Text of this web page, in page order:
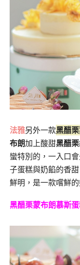
法雅另外一款黑醋
布朗加上酸甜黑醋栗
蠻特別的，一入口
子蛋糕與奶餡的香
鮮明，是一款嚐鮮的
黑醋栗蒙布朗慕斯